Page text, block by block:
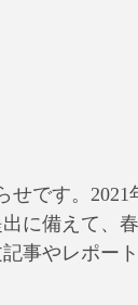
です。
に備えて、
事やレポー